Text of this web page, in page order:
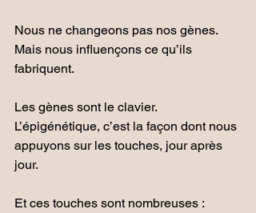
Nous ne changeons pas nos gènes.
Mais nous influençons ce qu’ils
fabriquent.
Les gènes sont le clavier.
L’épigénétique, c’est la façon dont nous
appuyons sur les touches, jour après
jour.
Et ces touches sont nombreuses :